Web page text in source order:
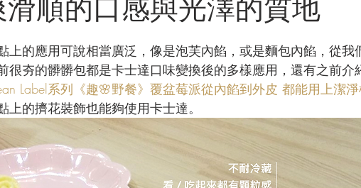
順的口感與光澤的質地
上的應用可說相當廣泛，像是泡芙內餡，或是麵包內餡，從我
很夯的髒髒包都是卡士達口味變換後的多樣應用，還有之前介
Label系列《趣🌸野餐》覆盆莓派從內餡到外皮 都能用上潔
上的擠花裝飾也能夠使用卡士達。